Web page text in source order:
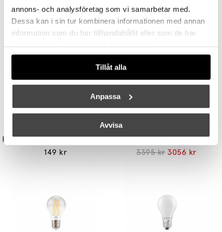
annons- och analysföretag som vi samarbetar med.
Dessa kan i sin tur kombinera informationen med annan
information som du har tillhandahållit eller som de har
samlat in när du har använt deras tjänster.
Tillåt alla
Anpassa
Avvisa
Andra köpte även
Reflektor MR11 28W (=35W) GU10
149 kr
3395 kr 3056 kr